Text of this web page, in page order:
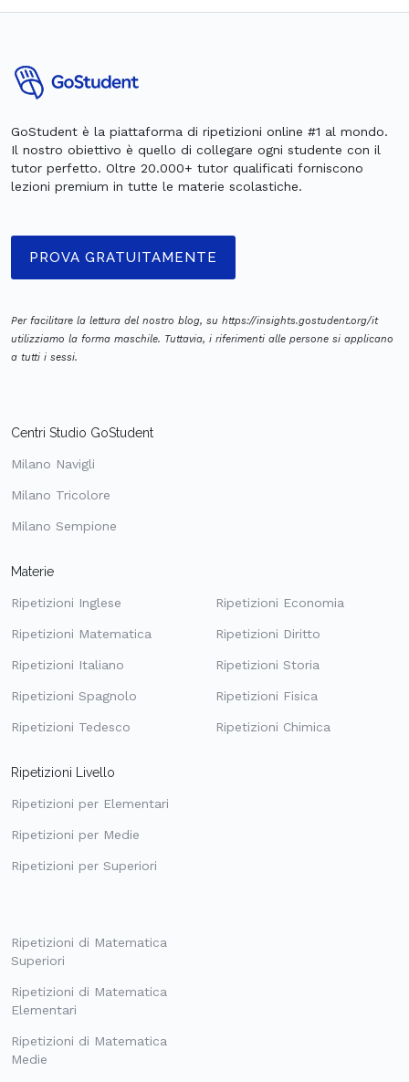
GoStudent è la piattaforma di ripetizioni online #1 al mondo.
Il nostro obiettivo è quello di collegare ogni studente con il
tutor perfetto. Oltre 20.000+ tutor qualificati forniscono
lezioni premium in tutte le materie scolastiche.
PROVA GRATUITAMENTE
Per facilitare la lettura del nostro blog, su https://insights.gostudent.org/it
utilizziamo la forma maschile. Tuttavia, i riferimenti alle persone si applicano
a tutti i sessi.
Centri Studio GoStudent
Milano Navigli
Milano Tricolore
Milano Sempione
Materie
Ripetizioni Inglese
Ripetizioni Matematica
Ripetizioni Italiano
Ripetizioni Spagnolo
Ripetizioni Tedesco
Ripetizioni Economia
Ripetizioni Diritto
Ripetizioni Storia
Ripetizioni Fisica
Ripetizioni Chimica
Ripetizioni Livello
Ripetizioni per Elementari
Ripetizioni per Medie
Ripetizioni per Superiori
Ripetizioni di Matematica
Superiori
Ripetizioni di Matematica
Elementari
Ripetizioni di Matematica
Medie